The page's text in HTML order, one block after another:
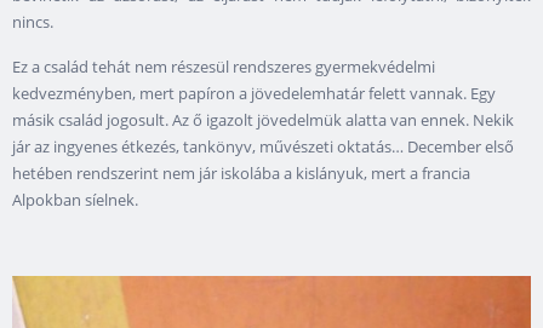
nincs.
Ez a család tehát nem részesül rendszeres gyermekvédelmi
kedvezményben, mert papíron a jövedelemhatár felett vannak. Egy
másik család jogosult. Az ő igazolt jövedelmük alatta van ennek. Nekik
jár az ingyenes étkezés, tankönyv, művészeti oktatás… December első
hetében rendszerint nem jár iskolába a kislányuk, mert a francia
Alpokban síelnek.